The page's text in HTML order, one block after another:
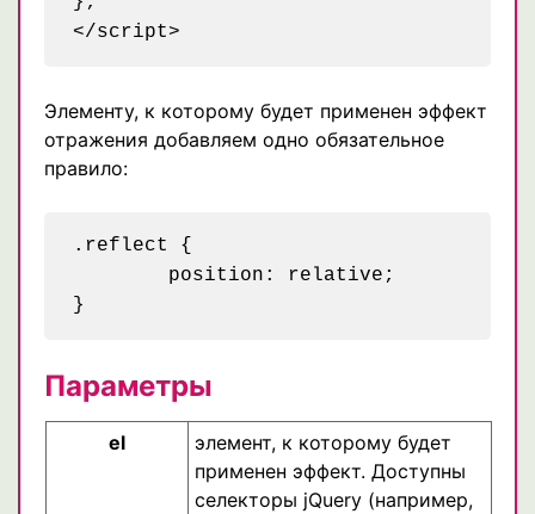
Элементу, к которому будет применен эффект
отражения добавляем одно обязательное
правило:
.reflect {
Параметры
el
элемент, к которому будет
применен эффект. Доступны
селекторы jQuery (например,